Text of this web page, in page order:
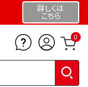
詳しくは
こちら
0